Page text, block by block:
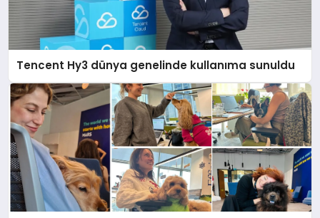
Tencent Hy3 dünya genelinde kullanıma sunuldu